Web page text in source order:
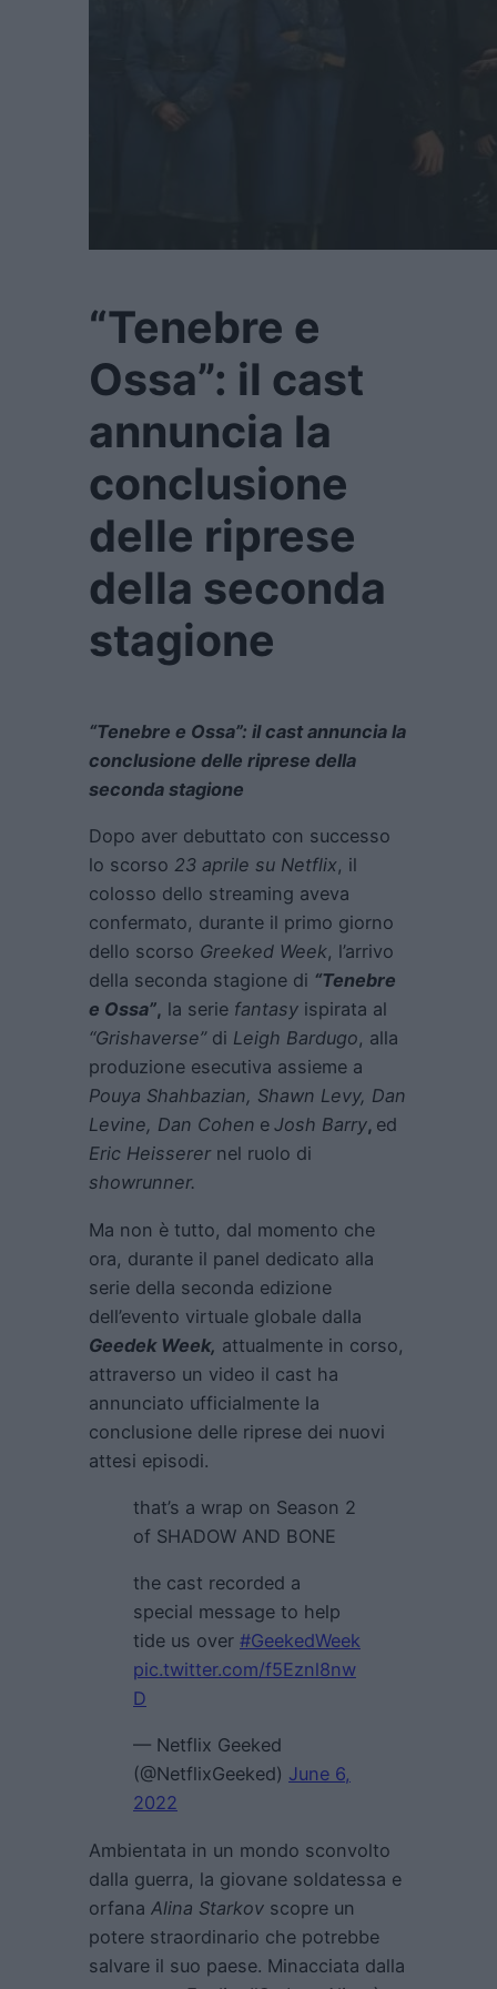
“Tenebre e
Ossa”: il cast
annuncia la
conclusione
delle riprese
della seconda
stagione
“Tenebre e Ossa”: il cast annuncia la
conclusione delle riprese della
seconda stagione
Dopo aver debuttato con successo
lo scorso 23 aprile su Netflix, il
colosso dello streaming aveva
confermato, durante il primo giorno
dello scorso Greeked Week, l’arrivo
della seconda stagione di “Tenebre
e Ossa”, la serie fantasy ispirata al
“Grishaverse”di Leigh Bardugo, alla
produzione esecutiva assieme a
Pouya Shahbazian, Shawn Levy, Dan
Levine, Dan Cohen e Josh Barry, ed
Eric Heisserernel ruolo di
showrunner.
Ma non è tutto, dal momento che
ora, durante il panel dedicato alla
serie della seconda edizione
dell’evento virtuale globale dalla
Geedek Week, attualmente in corso,
attraverso un video il cast ha
annunciato ufficialmente la
conclusione delle riprese dei nuovi
attesi episodi.
that’s a wrap on Season 2
of SHADOW AND BONE
the cast recorded a
special message to help
tide us over #GeekedWeek
pic.twitter.com/f5Eznl8nw
D
— Netflix Geeked
(@NetflixGeeked) June 6,
2022
Ambientata in un mondo sconvolto
dalla guerra, la giovane soldatessa e
orfana Alina Starkov scopre un
potere straordinario che potrebbe
salvare il suo paese. Minacciata dalla